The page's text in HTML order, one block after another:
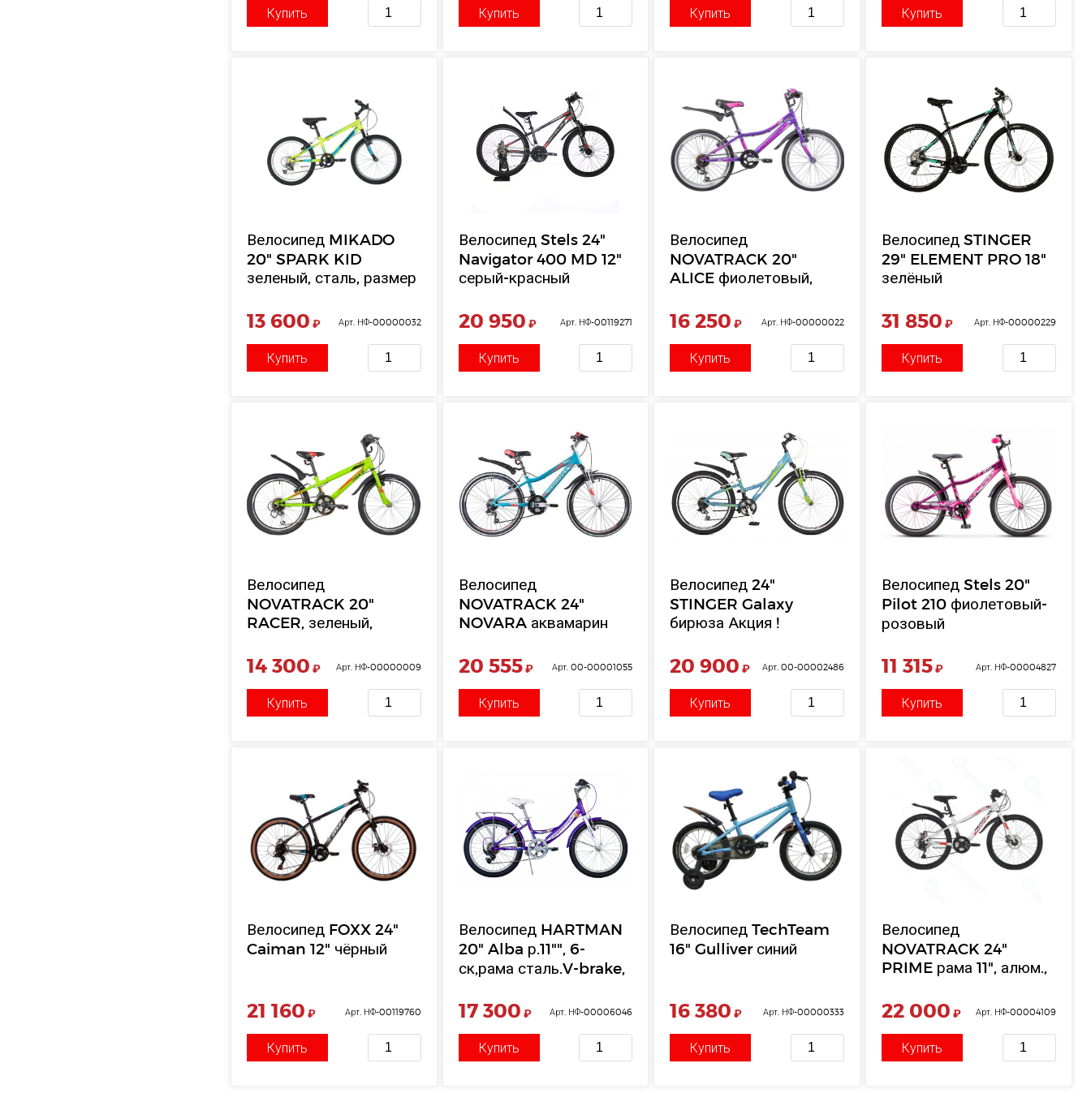
Купить Купить Купить Купить
Велосипед MIKADO
20" SPARK KID
зеленый, сталь, размер
13 600 ₽ Арт. НФ-00000032
Купить
Велосипед Stels 24"
Navigator 400 MD 12"
серый-красный
20 950 ₽ Арт. НФ-00119271
Купить
Велосипед
NOVATRACK 20"
ALICE фиолетовый,
Shimano
16 250 ₽ Арт. НФ-00000022
Купить
Велосипед STINGER
29" ELEMENT PRO 18"
зелёный
31 850 ₽ Арт. НФ-00000229
Купить
Велосипед
NOVATRACK 20"
RACER, зеленый,
V-Brake
14 300 ₽ Арт. НФ-00000009
Купить
Велосипед
NOVATRACK 24"
NOVARA аквамарин
20 555₽ Арт. 00-00001055
Купить
Велосипед 24"
STINGER Galaxy
бирюза Акция !
20 900 ₽ Арт. 00-00002486
Купить
Велосипед Stels 20"
Pilot 210 фиолетовый-
розовый
11 315₽ Арт. НФ-00004827
Купить
Велосипед FOXX 24"
Caiman 12" чёрный
21 160 ₽ Арт. НФ-00119760
Купить
Велосипед HARTMAN
20" Alba р.11"", 6-
ск,рама сталь.V-brake,
17 300 ₽ Арт. НФ-00006046
Купить
Велосипед TechTeam
16" Gulliver синий
16 380 ₽ Арт. НФ-00000333
Купить
Велосипед
NOVATRACK 24"
PRIME рама 11", алюм.,
22 000 ₽ Арт. НФ-00004109
Купить